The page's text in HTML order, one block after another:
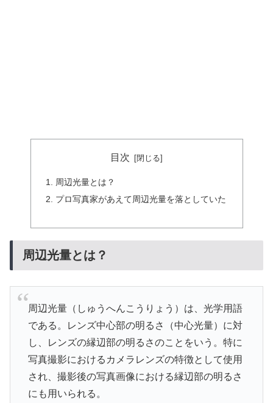
目次
周辺光量とは？
プロ写真家があえて周辺光量を落としていた
周辺光量とは？
周辺光量（しゅうへんこうりょう）は、光学用語
である。レンズ中心部の明るさ（中心光量）に対
し、レンズの縁辺部の明るさのことをいう。特に
写真撮影におけるカメラレンズの特徴として使用
され、撮影後の写真画像における縁辺部の明るさ
にも用いられる。